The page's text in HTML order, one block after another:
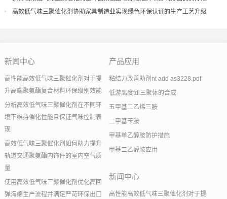
果
高效低气味三聚催化剂协助家具制造业实现绿色环保认证的生产工艺升级
新闻中心
高性能高效低气味三聚催化剂对于提
升高端聚氨酯复合材料环保级别效能
分析高效低气味三聚催化剂在不同环
境下维持催化性能且保证气味控制表
现
高效低气味三聚催化剂如何助力提升
轨道交通聚氨酯内饰件的室内空气质
量
使用高效低气味三聚催化剂优化高回
弹海绵生产流程并满足严苛环保出口
产品应用
粘结力改善助剂nt add as3228.pdf
低游离度tdi三聚体的合成
五甲基二乙烯三胺
二甲基苄胺
甲基单乙醇胺防护措施
甲基二乙醇胺应用
新闻中心
高性能高效低气味三聚催化剂对于提